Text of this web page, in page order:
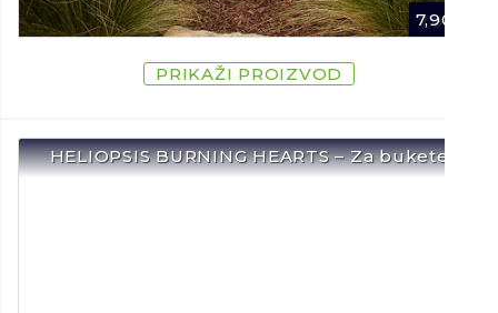
7,90
PRIKAŽI PROIZVOD
HELIOPSIS BURNING HEARTS – Za bukete